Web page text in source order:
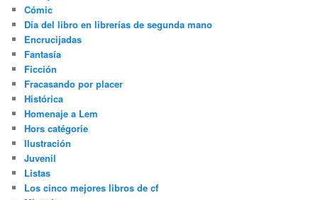
Cómic
Día del libro en librerías de segunda mano
Encrucijadas
Fantasía
Ficción
Fracasando por placer
Histórica
Homenaje a Lem
Hors catégorie
Ilustración
Juvenil
Listas
Los cinco mejores libros de cf